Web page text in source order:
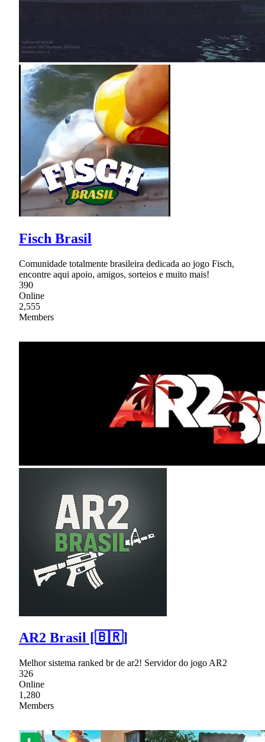
Fisch Brasil
Comunidade totalmente brasileira dedicada ao jogo Fisch,
encontre aqui apoio, amigos, sorteios e muito mais!
390
Online
2,555
Members
AR2 Brasil [🇧🇷]
Melhor sistema ranked br de ar2! Servidor do jogo AR2
326
Online
1,280
Members